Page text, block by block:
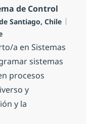
de Control
Santiago, Chile
a en Sistemas
sistemas
procesos
y
y la